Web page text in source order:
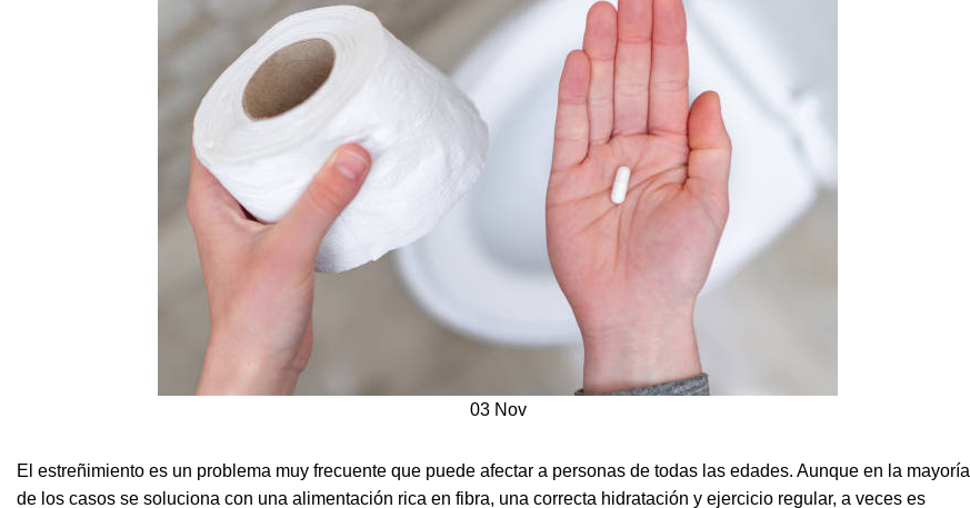
03 Nov
El estreñimiento es un problema muy frecuente que puede afectar a personas de todas las edades. Aunque en la mayoría
de los casos se soluciona con una alimentación rica en fibra, una correcta hidratación y ejercicio regular, a veces es